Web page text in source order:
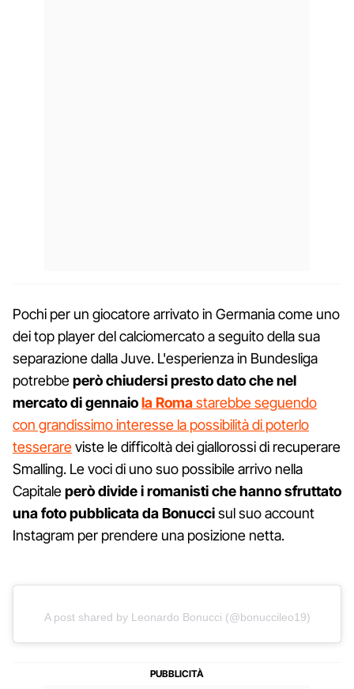
Pochi per un giocatore arrivato in Germania come uno
dei top player del calciomercato a seguito della sua
separazione dalla Juve. L'esperienza in Bundesliga
potrebbeperò chiudersi presto dato che nel
mercato di gennaiola Romastarebbe seguendo
con grandissimo interesse la possibilità di poterlo
tesserareviste le difficoltà dei giallorossi di recuperare
Smalling. Le voci di uno suo possibile arrivo nella
Capitaleperò divide i romanisti che hanno sfruttato
una foto pubblicata da Bonuccisul suo account
Instagram per prendere una posizione netta.
A post shared by Leonardo Bonucci (@bonuccileo19)